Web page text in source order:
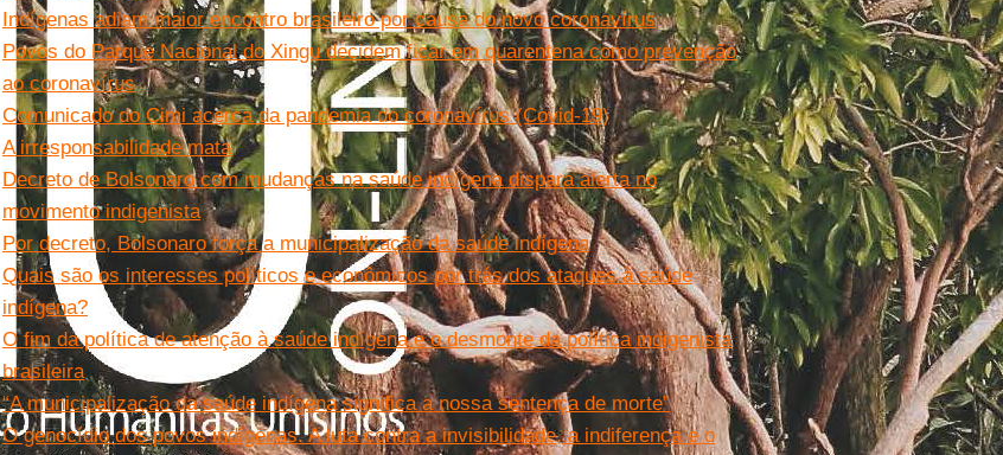
Indígenas adiam maior encontro brasileiro por causa do novo coronavírus
Povos do Parque Nacional do Xingu decidem ficar em quarentena como prevenção
ao coronavírus
Comunicado do Cimi acerca da pandemia do coronavírus (Covid-19)
A irresponsabilidade mata
Decreto de Bolsonaro com mudanças na saúde indígena dispara alerta no
movimento indigenista
Por decreto, Bolsonaro força a municipalização da saúde indígena
Quais são os interesses políticos e econômicos por trás dos ataques à saúde
indígena?
O fim da política de atenção à saúde indígena e o desmonte da política indigenista
brasileira
“A municipalização da saúde indígena significa a nossa sentença de morte”
O genocídio dos povos indígenas. A luta contra a invisibilidade, a indiferença e o